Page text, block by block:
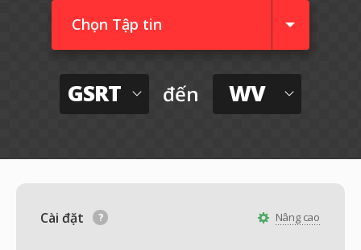
Chọn Tập tin
GSRT đến WV
Nâng cao
Cài đặt